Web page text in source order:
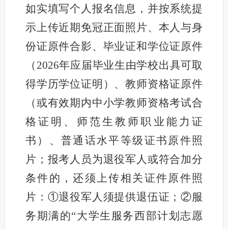
如实填写个人报名信息，并按系统提
示上传近期免冠正面照片、本人与身
份证原件合影、毕业证和学位证原件
（2026年应届毕业生由学校出具可取
得学历学位证明）、教师资格证原件
（或有效期内中小学教师资格考试合
格证明、师范生教师职业能力证
书）、普通话水平等级证书原件照
片；报考人员为退役军人或符合加分
条件的，还须上传相关证件原件照
片：①退役军人须提供退伍证；②服
务期满的“大学生服务西部计划志愿